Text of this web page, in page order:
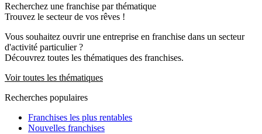
Recherchez une franchise par thématique
Trouvez le secteur de vos rêves !
Vous souhaitez ouvrir une entreprise en franchise dans un secteur
d'activité particulier ?
Découvrez toutes les thématiques des franchises.
Voir toutes les thématiques
Recherches populaires
Franchises les plus rentables
Nouvelles franchises